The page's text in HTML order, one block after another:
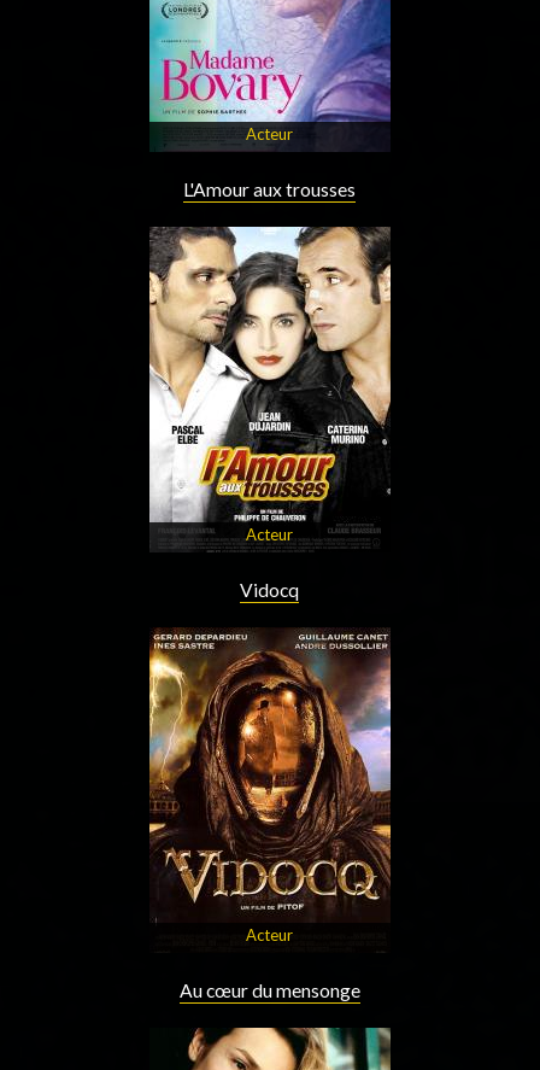
Acteur
L'Amour aux trousses
Acteur
Vidocq
Acteur
Au cœur du mensonge